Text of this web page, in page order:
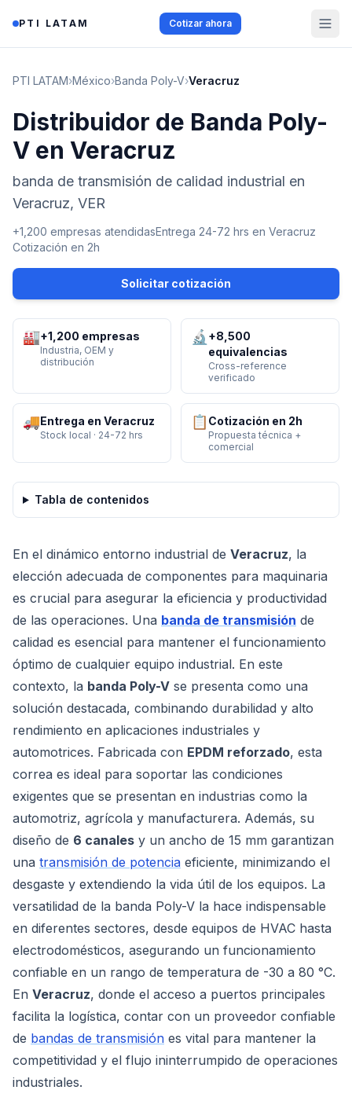
PTI LATAM Cotizar ahora
PTI LATAM›México›Banda Poly-V›Veracruz
Distribuidor de Banda Poly-
V en Veracruz
banda de transmisión de calidad industrial en
Veracruz, VER
+1,200 empresas atendidasEntrega 24-72 hrs en Veracruz
Cotización en 2h
Solicitar cotización
🏭+1,200 empresas
Industria, OEM y
distribución
🔬 +8,500
equivalencias
Cross-reference
verificado
🚚Entrega en Veracruz
Stock local · 24-72 hrs
📋 Cotización en 2h
Propuesta técnica +
comercial
Tabla de contenidos
En el dinámico entorno industrial de Veracruz, la
elección adecuada de componentes para maquinaria
es crucial para asegurar la eficiencia y productividad
de las operaciones. Una banda de transmisión de
calidad es esencial para mantener el funcionamiento
óptimo de cualquier equipo industrial. En este
contexto, la banda Poly-V se presenta como una
solución destacada, combinando durabilidad y alto
rendimiento en aplicaciones industriales y
automotrices. Fabricada con EPDM reforzado, esta
correa es ideal para soportar las condiciones
exigentes que se presentan en industrias como la
automotriz, agrícola y manufacturera. Además, su
diseño de 6 canales y un ancho de 15 mm garantizan
una transmisión de potencia eficiente, minimizando el
desgaste y extendiendo la vida útil de los equipos. La
versatilidad de la banda Poly-V la hace indispensable
en diferentes sectores, desde equipos de HVAC hasta
electrodomésticos, asegurando un funcionamiento
confiable en un rango de temperatura de -30 a 80 °C.
En Veracruz, donde el acceso a puertos principales
facilita la logística, contar con un proveedor confiable
de bandas de transmisión es vital para mantener la
competitividad y el flujo ininterrumpido de operaciones
industriales.